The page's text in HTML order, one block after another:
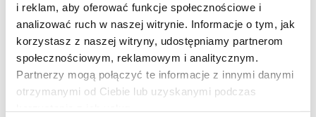
i reklam, aby oferować funkcje społecznościowe i
analizować ruch w naszej witrynie. Informacje o tym, jak
korzystasz z naszej witryny, udostępniamy partnerom
społecznościowym, reklamowym i analitycznym.
Partnerzy mogą połączyć te informacje z innymi danymi
otrzymanymi od Ciebie lub uzyskanymi podczas